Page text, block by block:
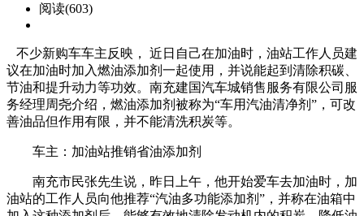
阅读(603)
不少新购车车主反映， 近日自己在加油时，油站工作人员建
议在加油时加入燃油添加剂一起使用，并说能起到清除积碳、
节油和提升动力等功效。南充建国汽车城销售服务有限公司服
务经理周尧介绍，燃油添加剂被称为“车用汽油清净剂”，可改
善油品但作用有限，并不能清洗积炭等。
车主：加油站推销省油添加剂
南充市民张先生说，昨日上午，他开始爱车去加油时，加
油站的工作人员向他推荐“汽油多功能添加剂”，并称在油箱中